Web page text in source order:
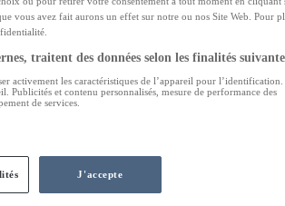
vous avez fait aurons un effet sur notre ou nos Site Web. Pour
traitent des données selon les finalités
activement les caractéristiques de l’appareil pour l’identification.
Publicités et contenu personnalisés, mesure de performance des
de services.
J'accepte